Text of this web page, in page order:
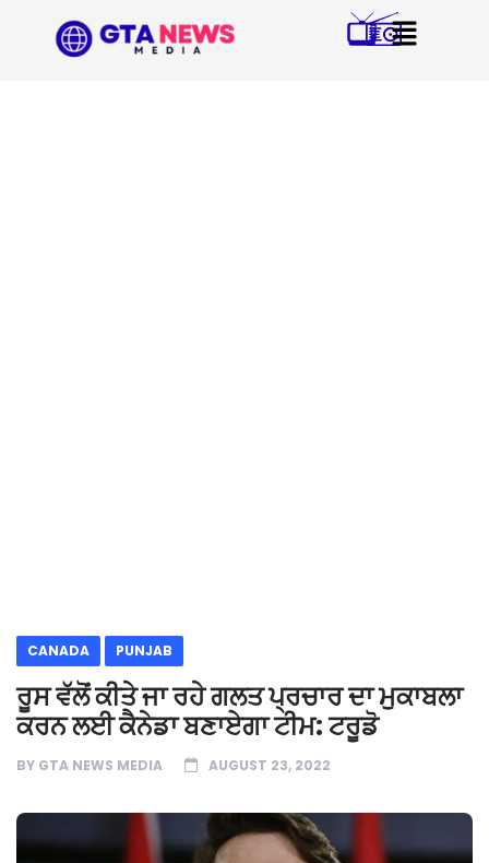
CANADA PUNJAB
ਰੂਸ ਵੱਲੋਂ ਕੀਤੇ ਜਾ ਰਹੇ ਗਲਤ ਪ੍ਰਚਾਰ ਦਾ ਮੁਕਾਬਲਾ
ਕਰਨ ਲਈ ਕੈਨੇਡਾ ਬਣਾਏਗਾ ਟੀਮ: ਟਰੂਡੋ
BY GTA NEWS MEDIA AUGUST 23, 2022